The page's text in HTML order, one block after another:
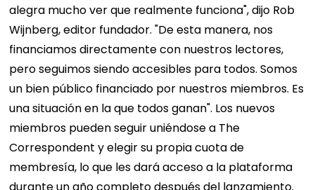
alegra mucho ver que realmente funciona", dijo Rob
Wijnberg, editor fundador. "De esta manera, nos
financiamos directamente con nuestros lectores,
pero seguimos siendo accesibles para todos. Somos
un bien público financiado por nuestros miembros. Es
una situación en la que todos ganan". Los nuevos
miembros pueden seguir uniéndose a The
Correspondent y elegir su propia cuota de
membresía, lo que les dará acceso a la plataforma